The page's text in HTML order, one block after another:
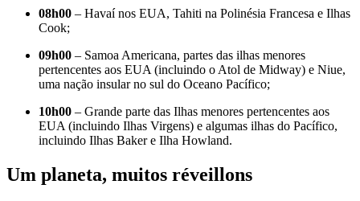
08h00 – Havaí nos EUA, Tahiti na Polinésia Francesa e Ilhas
Cook;
09h00 – Samoa Americana, partes das ilhas menores
pertencentes aos EUA (incluindo o Atol de Midway) e Niue,
uma nação insular no sul do Oceano Pacífico;
10h00 – Grande parte das Ilhas menores pertencentes aos
EUA (incluindo Ilhas Virgens) e algumas ilhas do Pacífico,
incluindo Ilhas Baker e Ilha Howland.
Um planeta, muitos réveillons